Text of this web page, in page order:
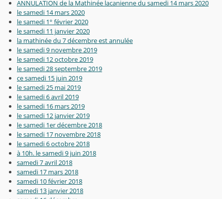
ANNULATION de la Mathinée lacanienne du samedi 14 mars 2020
le samedi 14 mars 2020
le samedi 1° février 2020
le samedi 11 janvier 2020
la mathinée du 7 décembre est annulée
le samedi 9 novembre 2019
le samedi 12 octobre 2019
le samedi 28 septembre 2019
ce samedi 15 juin 2019
le samedi 25 mai 2019
le samedi 6 avril 2019
le samedi 16 mars 2019
le samedi 12 janvier 2019
le samedi 1er décembre 2018
le samedi 17 novembre 2018
le samedi 6 octobre 2018
à 10h. le samedi 9 juin 2018
samedi 7 avril 2018
samedi 17 mars 2018
samedi 10 février 2018
samedi 13 janvier 2018